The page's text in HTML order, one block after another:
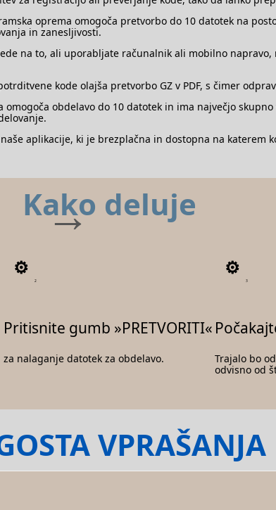
oprema omogoča pretvorbo do 10 datotek na
in zanesljivosti.
na to, ali uporabljate računalnik ali mobilno
kode olajša pretvorbo GZ v PDF, s čimer
obdelavo do 10 datotek in ima največjo
aplikacije, ki je brezplačna in dostopna na katerem
Kako deluje
2
Pritisnite gumb »PRETVORITI«
za nalaganje datotek za obdelavo.
3
Trajalo bo
odvisno od
VPRAŠANJA